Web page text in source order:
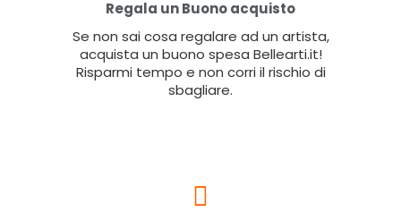
Regala un Buono acquisto
Se non sai cosa regalare ad un artista,
acquista un buono spesa Bellearti.it!
Risparmi tempo e non corri il rischio di
sbagliare.